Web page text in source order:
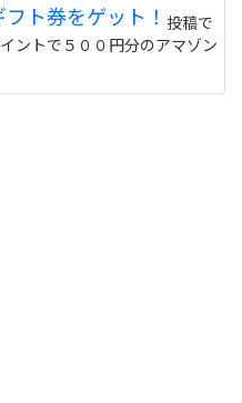
ト券をゲット！ 投稿で
ントで５００円分のアマゾン